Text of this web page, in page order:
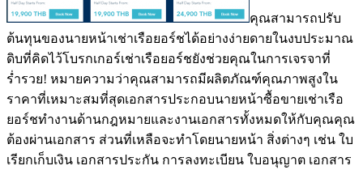
คุณสามารถปรับ
ต้นทุนของนายหน้าเช่าเรือยอร์ชได้อย่างง่ายดายในงบประมาณ
ดิบที่คิดไว้โบรกเกอร์เช่าเรือยอร์ชยังช่วยคุณในการเจรจาที่
ร่ำรวย! หมายความว่าคุณสามารถมีผลิตภัณฑ์คุณภาพสูงใน
ราคาที่เหมาะสมที่สุดเอกสารประกอบนายหน้าซื้อขายเช่าเรือ
ยอร์ชทำงานด้านกฎหมายและงานเอกสารทั้งหมดให้กับคุณคุณ
ต้องผ่านเอกสาร ส่วนที่เหลือจะทำโดยนายหน้า สิ่งต่างๆ เช่น ใบ
เรียกเก็บเงิน เอกสารประกัน การลงทะเบียน ใบอนุญาต เอกสาร